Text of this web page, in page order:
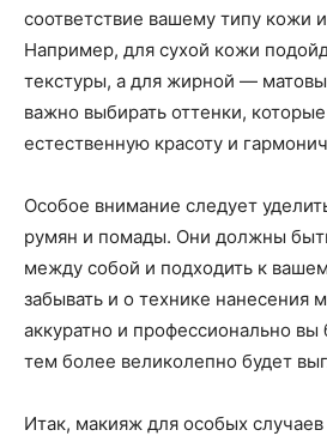
соответствие вашему типу кожи
Например, для сухой кожи
текстуры, а для жирной —
важно выбирать оттенки,
естественную красоту и
Особое внимание следует
румян и помады. Они должны
между собой и подходить к
забывать и о технике
аккуратно и профессионально вы
тем более великолепно будет
Итак, макияж для особых